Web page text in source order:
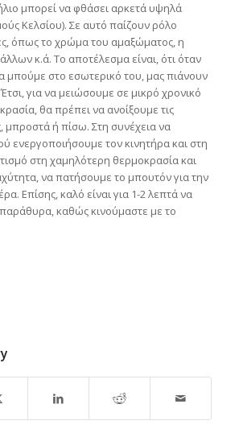
μπορεί να φθάσει αρκετά υψηλά
Κελσίου). Σε αυτό παίζουν ρόλο
όπως το χρώμα του αμαξώματος, η
κ.ά. Το αποτέλεσμα είναι, ότι όταν
στο εσωτερικό του, μας πιάνουν
για να μειώσουμε σε μικρό χρονικό
θα πρέπει να ανοίξουμε τις
μπροστά ή πίσω. Στη συνέχεια να
ενεργοποιήσουμε τον κινητήρα και στη
στη χαμηλότερη θερμοκρασία και
να πατήσουμε το μπουτόν για την
Επίσης, καλό είναι για 1-2 λεπτά να
καθώς κινούμαστε με το